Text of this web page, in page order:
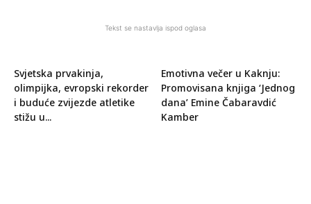
Tekst se nastavlja ispod oglasa
Svjetska prvakinja,
olimpijka, evropski rekorder
i buduće zvijezde atletike
stižu u...
Emotivna večer u Kaknju:
Promovisana knjiga ‘Jednog
dana’ Emine Čabaravdić
Kamber